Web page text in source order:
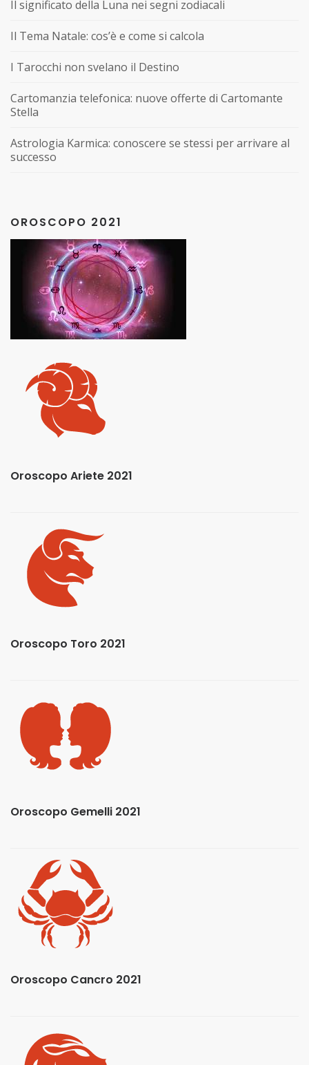
Il significato della Luna nei segni zodiacali
Il Tema Natale: cos’è e come si calcola
I Tarocchi non svelano il Destino
Cartomanzia telefonica: nuove offerte di Cartomante
Stella
Astrologia Karmica: conoscere se stessi per arrivare al
successo
OROSCOPO 2021
Oroscopo Ariete 2021
Oroscopo Toro 2021
Oroscopo Gemelli 2021
Oroscopo Cancro 2021